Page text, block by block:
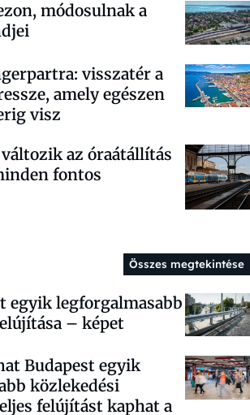
módosulnak a
visszatér a
amely egészen
visz
az óraátállítás
fontos
Összes megtekintése
egyik legforgalmasabb
– képet
Budapest egyik
közlekedési
felújítást kaphat a